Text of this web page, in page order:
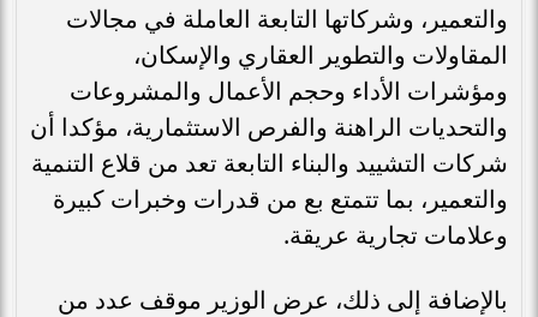
والتعمير، وشركاتها التابعة العاملة في مجالات
المقاولات والتطوير العقاري والإسكان،
ومؤشرات الأداء وحجم الأعمال والمشروعات
والتحديات الراهنة والفرص الاستثمارية، مؤكدا أن
شركات التشييد والبناء التابعة تعد من قلاع التنمية
والتعمير، بما تتمتع بع من قدرات وخبرات كبيرة
وعلامات تجارية عريقة.
بالإضافة إلى ذلك، عرض الوزير موقف عدد من